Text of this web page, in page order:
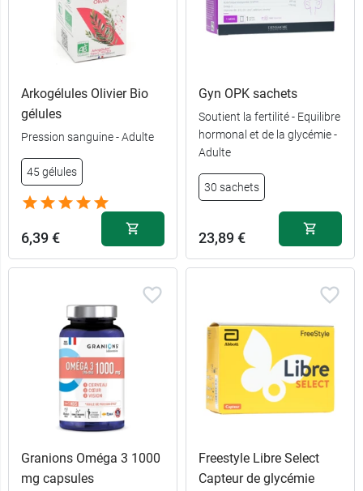
Arkogélules Olivier Bio
gélules
Pression sanguine - Adulte
45 gélules
6,39 €
Gyn OPK sachets
Soutient la fertilité - Equilibre
hormonal et de la glycémie -
Adulte
30 sachets
23,89 €
Granions Oméga 3 1000
mg capsules
Freestyle Libre Select
Capteur de glycémie